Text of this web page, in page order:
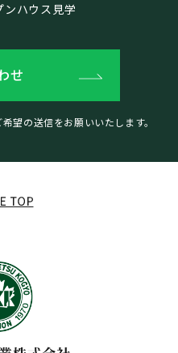
ンハウス見学
せ
望の送信をお願いいたします。